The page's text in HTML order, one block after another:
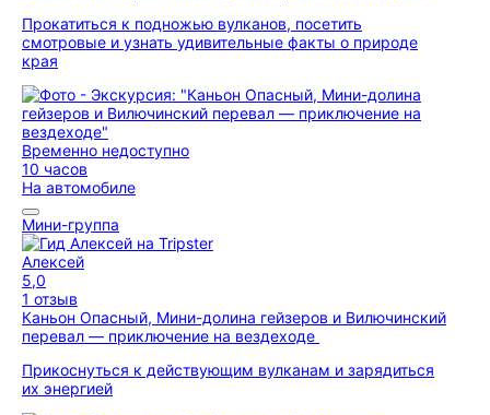
Прокатиться к подножью вулканов, посетить
смотровые и узнать удивительные факты о природе
края
Временно недоступно
10 часов
На автомобиле
Мини-группа
Алексей
5,0
1 отзыв
Каньон Опасный, Мини-долина гейзеров и Вилючинский
перевал — приключение на вездеходе
Прикоснуться к действующим вулканам и зарядиться
их энергией